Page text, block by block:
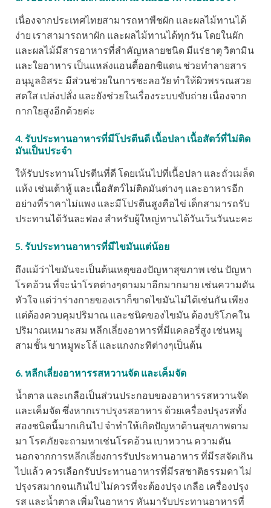
เนื่องจากประเทศไทยสามารถหาพืชผัก และผลไม้ทานได้
ง่าย เราสามารถหาผัก และผลไม้ทานได้ทุกวัน โดยในผัก
และผลไม้มีสารอาหารที่สำคัญหลายชนิด มีแร่ธาตุ วิตามิน
และใยอาหาร เป็นแหล่งแอนตี้ออกซิแดน ช่วยทำลายสาร
อนุมูลอิสระ มีส่วนช่วยในการชะลอวัย ทำให้ผิวพรรณสวย
สดใส เปล่งปลั่ง และยังช่วยในเรื่องระบบขับถ่าย เนื่องจาก
กากใยสูงอีกด้วยค่ะ
4. รับประทานอาหารที่มีโปรตีนดี เนื้อปลา เนื้อสัตว์ที่ไม่ติด
มันเป็นประจำ
ให้รับประทานโปรตีนที่ดี โดยเน้นไปที่เนื้อปลา และถั่วเมล็ด
แห้ง เช่นเต้าหู้ และเนื้อสัตว์ไม่ติดมันต่างๆ และอาหารอีก
อย่างที่ราคาไม่แพง และมีโปรตีนสูงคือไข่ เด็กสามารถรับ
ประทานได้วันละฟอง สำหรับผู้ใหญ่ทานได้วันเว้นวันนะคะ
5. รับประทานอาหารที่มีไขมันแต่น้อย
ถึงแม้ว่าไขมันจะเป็นต้นเหตุของปัญหาสุขภาพ เช่น ปัญหา
โรคอ้วน ที่จะนำโรคต่างๆตามมาอีกมากมาย เช่นความดัน
หัวใจ แต่ว่าร่างกายของเราก็ขาดไขมันไม่ได้เช่นกัน เพียง
แต่ต้องควบคุมปริมาณ และชนิดของไขมัน ต้องบริโภคใน
ปริมาณเหมาะสม หลีกเลี่ยงอาหารที่มีแคลอรี่สูง เช่นหมู
สามชั้น ขาหมูพะโล้ และแกงกะทิต่างๆเป็นต้น
6. หลีกเลี่ยงอาหารรสหวานจัด และเค็มจัด
น้ำตาล และเกลือเป็นส่วนประกอบของอาหารรสหวานจัด
และเค็มจัด ซึ่งหากเราปรุงรสอาหาร ด้วยเครื่องปรุงรสทั้ง
สองชนิดนี้มากเกินไป จำทำให้เกิดปัญหาด้านสุขภาพตาม
มา โรคภัยจะถามหาเช่นโรคอ้วน เบาหวาน ความดัน
นอกจากการหลีกเลี่ยงการรับประทานอาหาร ที่มีรสจัดเกิน
ไปแล้ว ควรเลือกรับประทานอาหารที่มีรสชาติธรรมดา ไม่
ปรุงรสมากจนเกินไป ไม่ควรที่จะต้องปรุง เกลือ เครื่องปรุง
รส และน้ำตาล เพิ่มในอาหาร หันมารับประทานอาหารที่